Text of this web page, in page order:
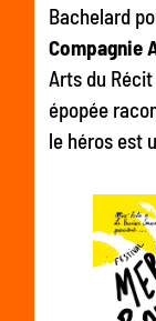
Bachelard
Compagnie
Arts du
épopée
le héros est